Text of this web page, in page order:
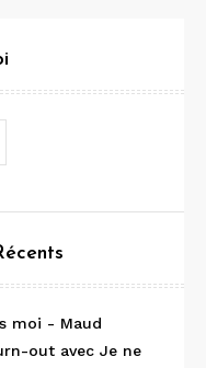
moi - Maud
out avec Je ne